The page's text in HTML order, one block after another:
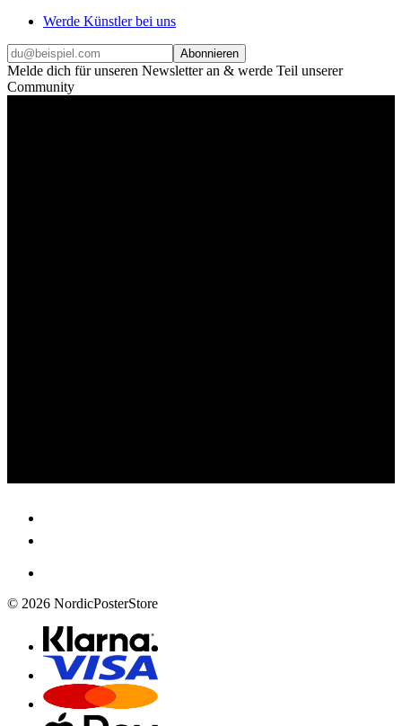
Werde Künstler bei uns
Abonnieren
Melde dich für unseren Newsletter an & werde Teil unserer
Community
© 2026 NordicPosterStore